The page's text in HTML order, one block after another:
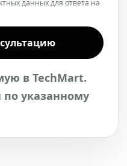
данных для ответа на
в TechMart.
указанному